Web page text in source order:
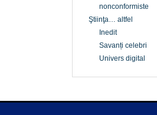
nonconformiste
Ştiinţa… altfel
Inedit
Savanți celebri
Univers digital